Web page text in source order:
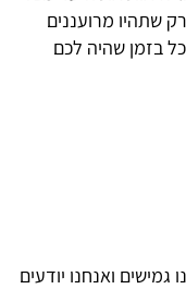
שתהיו מרועננים
בזמן שהיה לכם
גמישים ואנחנו יודעים